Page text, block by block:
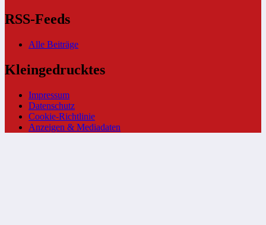
RSS-Feeds
Alle Beiträge
Kleingedrucktes
Impressum
Datenschutz
Cookie-Richtlinie
Anzeigen & Mediadaten